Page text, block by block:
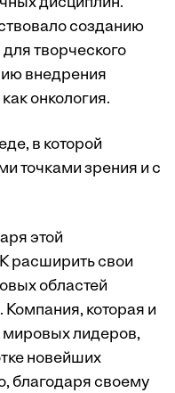
созданию
творческого
внедрения
онкология.
в которой
точками зрения и с
этой
расширить свои
областей
которая и
мировых лидеров,
новейших
благодаря своему